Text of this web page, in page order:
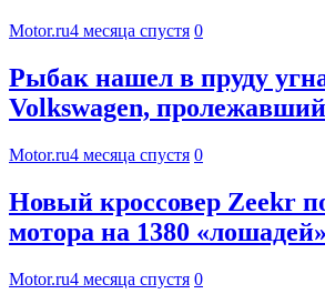
Motor.ru4 месяца спустя 0
Рыбак нашел в пруду
Volkswagen,
Motor.ru4 месяца спустя 0
Новый кроссовер Zeekr
мотора на 1380 «лошадей»
Motor.ru4 месяца спустя 0